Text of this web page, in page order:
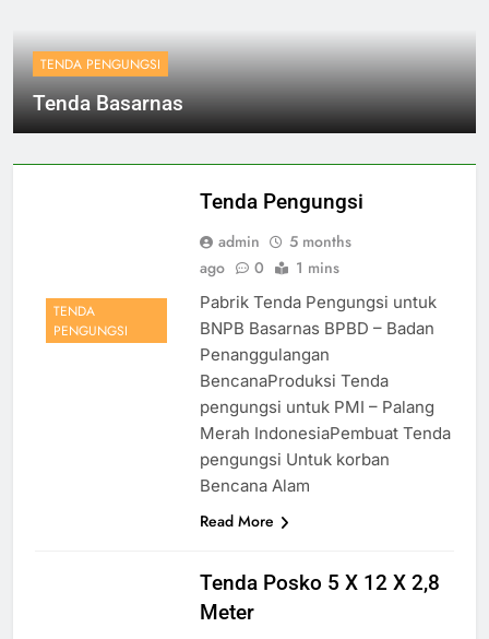
TENDA PENGUNGSI
Tenda Basarnas
TENDA
PENGUNGSI
Tenda Pengungsi
admin
5 months
ago
0 1 mins
Pabrik Tenda Pengungsi untuk
BNPB Basarnas BPBD – Badan
Penanggulangan
BencanaProduksi Tenda
pengungsi untuk PMI – Palang
Merah IndonesiaPembuat Tenda
pengungsi Untuk korban
Bencana Alam
Read More
Tenda Posko 5 X 12 X 2,8
Meter